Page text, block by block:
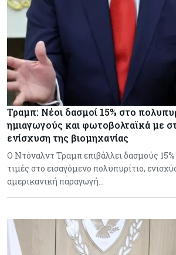
Τραμπ: Νέοι δασμοί 15% στο
ημιαγωγούς και φωτοβολταϊκά με
ενίσχυση της βιομηχανίας
Ο Ντόναλντ Τραμπ επιβάλλει δασμούς
τιμές στο εισαγόμενο πολυπυρίτιο,
αμερικανική παραγωγή…